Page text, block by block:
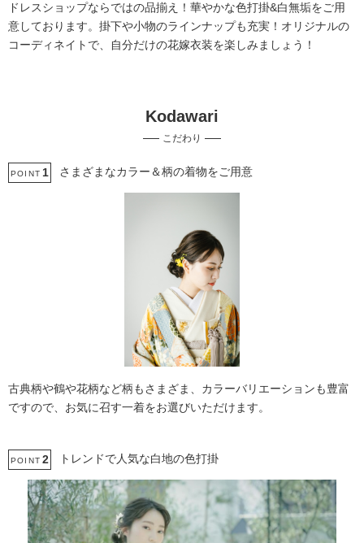
庭園での撮影
家族・友人と撮影
ソロウエディング
衣装の試着 フォト＋会食
ドレスショップならではの品揃え！華やかな色打掛&白無垢をご用
意しております。掛下や小物のラインナップも充実！オリジナルの
コーディネイトで、自分だけの花嫁衣装を楽しみましょう！
Kodawari
こだわり
POINT 1 さまざまなカラー＆柄の着物をご用意
古典柄や鶴や花柄など柄もさまざま、カラーバリエーションも豊富
ですので、お気に召す一着をお選びいただけます。
POINT 2 トレンドで人気な白地の色打掛